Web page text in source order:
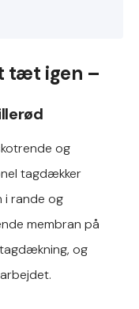
tæt igen –
og
tagdækker
rande og
membran på
og